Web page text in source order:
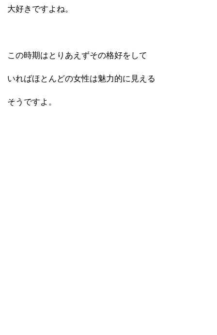
大好きですよね。
この時期はとりあえずその格好をして
いればほとんどの女性は魅力的に見える
そうですよ。